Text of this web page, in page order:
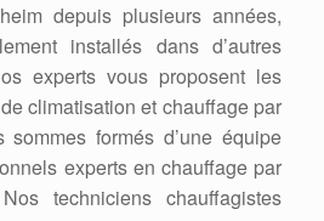
depuis plusieurs années,
installés dans d’autres
experts vous proposent les
climatisation et chauffage par
formés d’une équipe
experts en chauffage par
techniciens chauffagistes